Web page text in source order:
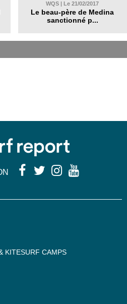
WQS | Le 21/02/2017
Le beau-père de Medina
sanctionné p...
KITESURF CAMPS